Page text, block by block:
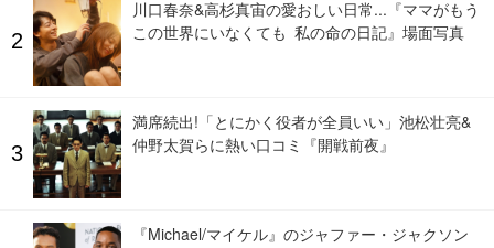
川口春奈&高杉真宙の愛おしい日常...『ママがもう
この世界にいなくても 私の命の日記』場面写真
満席続出!「とにかく役者が全員いい」池松壮亮&
仲野太賀らに熱い口コミ『開戦前夜』
『Michael/マイケル』のジャファー・ジャクソン